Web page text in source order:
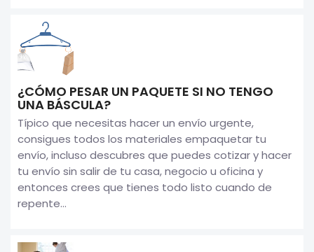
¿CÓMO PESAR UN PAQUETE SI NO TENGO
UNA BÁSCULA?
Típico que necesitas hacer un envío urgente,
consigues todos los materiales empaquetar tu
envío, incluso descubres que puedes cotizar y hacer
tu envío sin salir de tu casa, negocio u oficina y
entonces crees que tienes todo listo cuando de
repente...